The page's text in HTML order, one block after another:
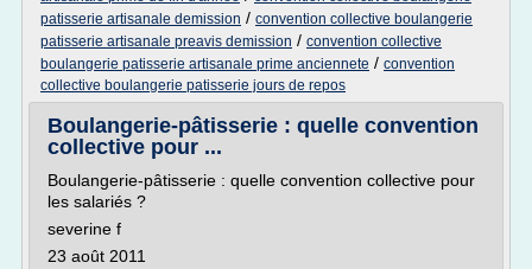
patisserie artisanale demission / convention collective boulangerie
patisserie artisanale preavis demission / convention collective
boulangerie patisserie artisanale prime anciennete / convention
collective boulangerie patisserie jours de repos
Boulangerie-pâtisserie : quelle convention
collective pour ...
Boulangerie-pâtisserie : quelle convention collective pour
les salariés ?
severine f
23 août 2011